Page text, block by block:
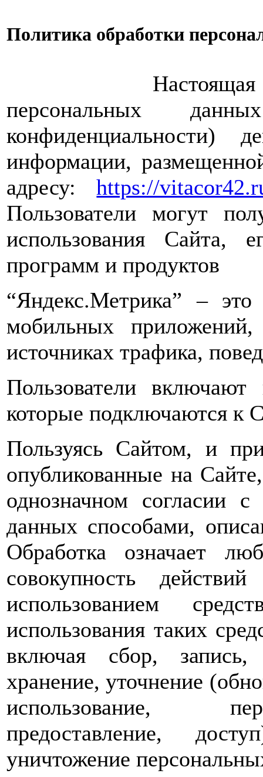
Политика обработки
Настоящая
персональных
конфиденциальности)
информации,
адресу:https://
Пользователи могут
использования Сайта,
программ и продуктов
“Яндекс.Метрика” –
мобильных
источниках трафика,
Пользователи
которые подключаются к
Пользуясь Сайтом, и
опубликованные на
однозначном согласии
данных способами,
Обработка означает
совокупность
использованием
использования таких
включая сбор, запись,
хранение, уточнение
использование,
предоставление,
уничтожение